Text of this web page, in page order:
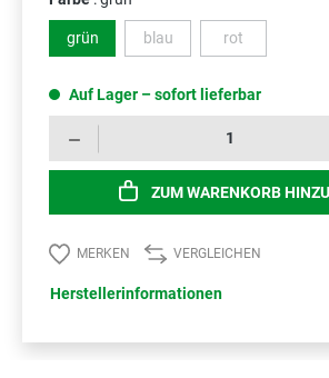
grün blau(Diese Option ist zurzeit nicht
rot(Diese Option
Auf Lager – sofort lieferbar
ZUM WARENKORB
MERKEN VERGLEICHEN
Herstellerinformationen